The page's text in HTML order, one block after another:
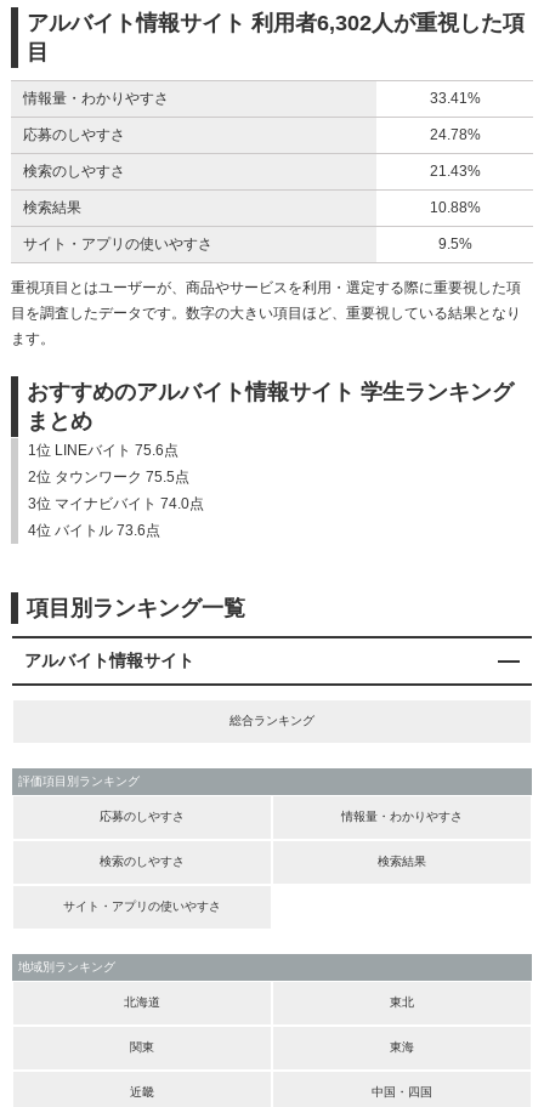
アルバイト情報サイト 利用者6,302人が重視した項
目
情報量・わかりやすさ 33.41%
応募のしやすさ 24.78%
検索のしやすさ 21.43%
検索結果 10.88%
サイト・アプリの使いやすさ 9.5%
重視項目とはユーザーが、商品やサービスを利用・選定する際に重要視した項
目を調査したデータです。数字の大きい項目ほど、重要視している結果となり
ます。
おすすめのアルバイト情報サイト 学生ランキング
まとめ
1位 LINEバイト 75.6点
2位 タウンワーク 75.5点
3位 マイナビバイト 74.0点
4位 バイトル 73.6点
項目別ランキング一覧
アルバイト情報サイト
総合ランキング
評価項目別ランキング
応募のしやすさ 情報量・わかりやすさ
検索のしやすさ 検索結果
サイト・アプリの使いやすさ
地域別ランキング
北海道 東北
関東 東海
近畿 中国・四国